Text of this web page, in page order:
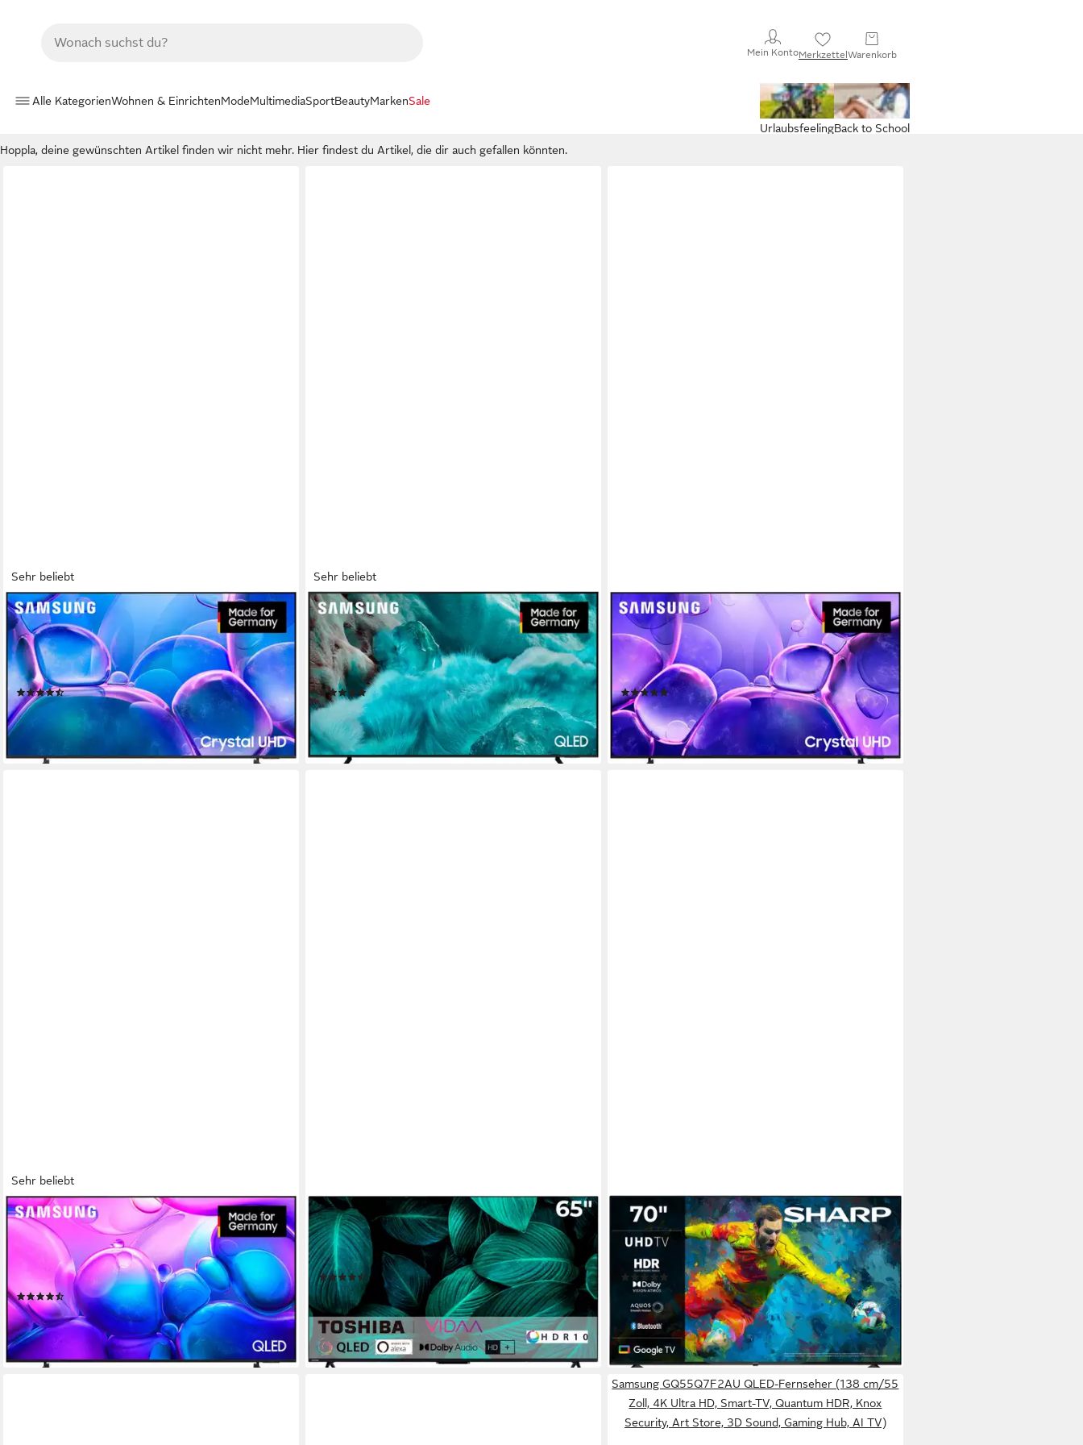
Mein KontoMerkzettelWarenkorb
Alle KategorienWohnen & EinrichtenModeMultimediaSportBeautyMarkenSale
Back to School
Urlaubsfeeling
Hoppla, deine gewünschten Artikel finden wir nicht mehr. Hier findest du Artikel, die dir auch gefallen könnten.
Sehr beliebt
SAMSUNG
GU65U7099FU LED-Fernseher (163 cm/65 Zoll,
4K Ultra HD, Smart-TV, Crystal UHD, Q-Symphony,
Dolby Surround Sound, Triple Tuner, Smart-Hub)
Produktdatenblatt
(291)
491,82 €
-45%
lieferbar - in 1-2 Werktagen bei dir
Sehr beliebt
SAMSUNG
GQ75Q7FAAU QLED-Fernseher (189 cm/75 Zoll,
4K Ultra HD, Smart-TV, Quantum HDR, Knox
Security, Art Store, 3D Sound, Gaming Hub, AI TV)
Produktdatenblatt
(47)
799,00 € 1.699,00 €
-53%
lieferbar - in 1-2 Werktagen bei dir
SAMSUNG
GU75U8079FU LED-Fernseher (189 cm/75 Zoll,
4K Ultra HD, Smart-TV, Crystal UHD, Q-Symphony,
Dolby Surround Sound, Triple Tuner, Smart-Hub)
Produktdatenblatt
(17)
684,99 € UVP1.399,00 €
-51%
lieferbar - in 1-2 Werktagen bei dir
Sehr beliebt
SAMSUNG
GQ75Q6FAAU QLED-Fernseher (189 cm/75 Zoll,
4K Ultra HD, Smart-TV, Quantum HDR, Knox
Security, Art Store, 3D Sound, Gaming Hub, AI TV)
Produktdatenblatt
(38)
739,71 € UVP 1.249,00 €
-41%
lieferbar - in 1-2 Werktagen bei dir
TOSHIBA
65QV2463DA QLED-Fernseher (164 cm/65 Zoll,
4K Ultra HD, Smart-TV)
Produktdatenblatt
(55)
759,99 €
leider ausverkauft
SHARP
4T-C70HLx LED-Fernseher (177 cm/70 Zoll, 4K
Ultra HD, Smart-TV, Google TV)
Produktdatenblatt
490,23 € UVP999,00 €
-51%
lieferbar - in 1-2 Werktagen bei dir
Samsung GQ55Q7F2AU QLED-Fernseher (138 cm/55
Zoll, 4K Ultra HD, Smart-TV, Quantum HDR, Knox
Security, Art Store, 3D Sound, Gaming Hub, AI TV)